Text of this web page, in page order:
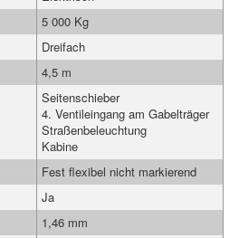
5 000 Kg
Dreifach
4,5 m
Seitenschieber
4. Ventileingang am Gabelträger
Straßenbeleuchtung
Kabine
Fest flexibel nicht markierend
Ja
1,46 mm